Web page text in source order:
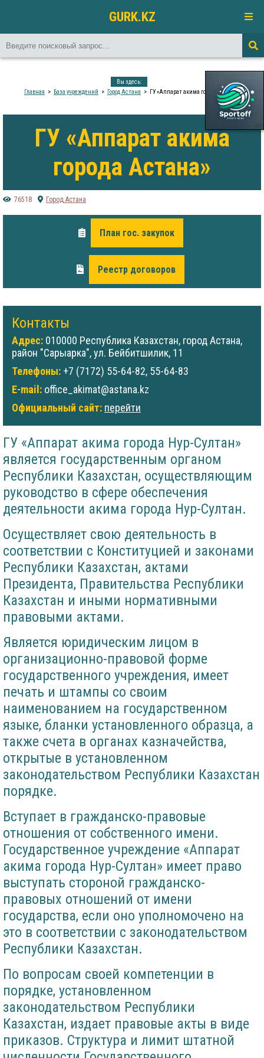
GURK.KZ
Вы здесь:
Главная
База учреждений Город Астана ГУ «Аппарат акима города Астана»
ГУ «Аппарат акима
города Астана»
76518 Город Астана
План гос. закупок
Реестр договоров
Контакты
Адрес: 010000 Республика Казахстан, город Астана,
район "Сарыарка", ул. Бейбитшилик, 11
Телефоны: +7 (7172) 55-64-82, 55-64-83
E-mail: office_akimat@astana.kz
Официальный сайт: перейти
ГУ «Аппарат акима города Нур-Султан»
является государственным органом
Республики Казахстан, осуществляющим
руководство в сфере обеспечения
деятельности акима города Нур-Султан.
Осуществляет свою деятельность в
соответствии с Конституцией и законами
Республики Казахстан, актами
Президента, Правительства Республики
Казахстан и иными нормативными
правовыми актами.
Является юридическим лицом в
организационно-правовой форме
государственного учреждения, имеет
печать и штампы со своим
наименованием на государственном
языке, бланки установленного образца, а
также счета в органах казначейства,
открытые в установленном
законодательством Республики Казахстан
порядке.
Вступает в гражданско-правовые
отношения от собственного имени.
Государственное учреждение «Аппарат
акима города Нур-Султан» имеет право
выступать стороной гражданско-
правовых отношений от имени
государства, если оно уполномочено на
это в соответствии с законодательством
Республики Казахстан.
По вопросам своей компетенции в
порядке, установленном
законодательством Республики
Казахстан, издает правовые акты в виде
приказов. Структура и лимит штатной